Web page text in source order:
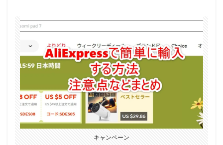
キャンペーン